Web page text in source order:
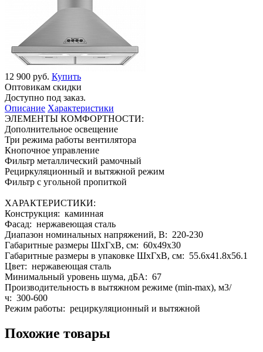
12 900 руб. Купить
Оптовикам скидки
Доступно под заказ.
Описание Характеристики
ЭЛЕМЕНТЫ КОМФОРТНОСТИ:
Дополнительное освещение
Три режима работы вентилятора
Кнопочное управление
Фильтр металлический рамочный
Рециркуляционный и вытяжной режим
Фильтр с угольной пропиткой
ХАРАКТЕРИСТИКИ:
Конструкция: каминная
Фасад: нержавеющая сталь
Диапазон номинальных напряжений, В: 220-230
Габаритные размеры ШхГхВ, см: 60x49x30
Габаритные размеры в упаковке ШхГхВ, см: 55.6x41.8x56.1
Цвет: нержавеющая сталь
Минимальный уровень шума, дБА: 67
Производительность в вытяжном режиме (min-max), м3/
ч: 300-600
Режим работы: рециркуляционный и вытяжной
Похожие товары